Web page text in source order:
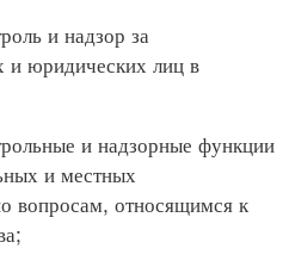
и надзор за
и юридических лиц в
и надзорные функции
и местных
вопросам, относящимся к